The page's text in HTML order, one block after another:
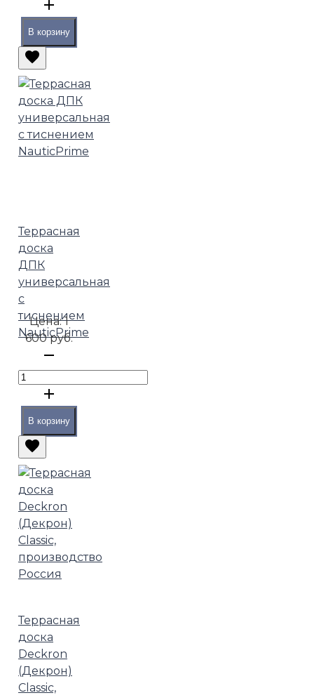
В корзину
Террасная
доска
ДПК
универсальная
с
тиснением
NauticPrime
Цена:1
600 руб.
В корзину
Террасная
доска
Deckron
(Декрон)
Classic,